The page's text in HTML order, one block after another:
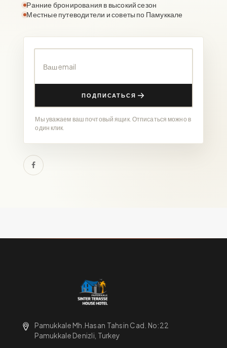
Ранние бронирования в высокий сезон
Местные путеводители и советы по Памуккале
ПОДПИСАТЬСЯ
Мы уважаем ваш почтовый ящик. Отписаться можно в
один клик.
Pamukkale Mh.Hasan Tahsin Cad. No:22
Pamukkale Denizli, Turkey